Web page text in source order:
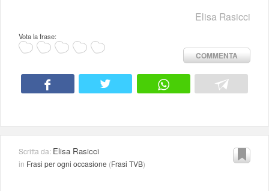
Elisa Rasicci
Vota la frase:
COMMENTA
Scritta da: Elisa Rasicci
in Frasi per ogni occasione (Frasi TVB)